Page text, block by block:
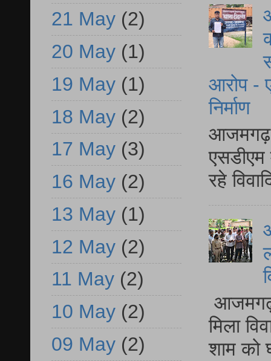
आरोप -
निर्माण
आजमगढ़
एसडीएम
रहे
आजमगढ़
मिला
शाम को
21 May (2)
20 May (1)
19 May (1)
18 May (2)
17 May (3)
16 May (2)
13 May (1)
12 May (2)
11 May (2)
10 May (2)
09 May (2)